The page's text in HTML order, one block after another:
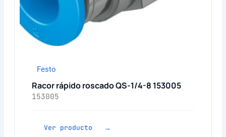
Festo
Racor rápido roscado QS-1/4-8 153005
153005
Ver producto →